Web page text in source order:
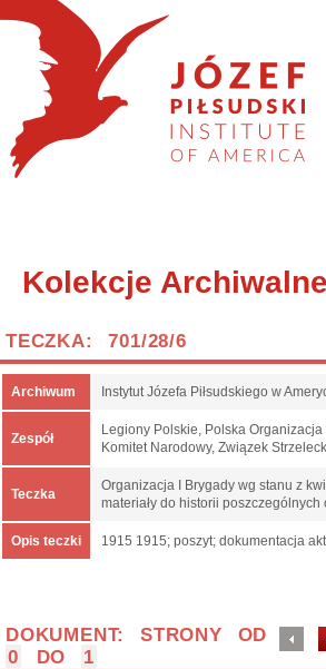
Kolekcje
TECZKA: 701/28/6
Archiwum Instytut Józefa Piłsudskiego w
Zespół
Legiony Polskie, Polska
Komitet Narodowy, Związek
Teczka
Organizacja I Brygady wg stanu z
materiały do historii poszczególnych
Opis teczki 1915 1915; poszyt; dokumentacja
DOKUMENT: STRONY OD
0
DO 1